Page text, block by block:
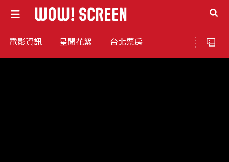
電影資訊 星聞花絮 台北票房